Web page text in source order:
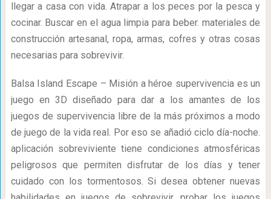
llegar a casa con vida. Atrapar a los peces por la pesca y
cocinar. Buscar en el agua limpia para beber. materiales de
construcción artesanal, ropa, armas, cofres y otras cosas
necesarias para sobrevivir.
Balsa Island Escape – Misión a héroe supervivencia es un
juego en 3D diseñado para dar a los amantes de los
juegos de supervivencia libre de la más próximos a modo
de juego de la vida real. Por eso se añadió ciclo día-noche.
aplicación sobreviviente tiene condiciones atmosféricas
peligrosos que permiten disfrutar de los días y tener
cuidado con los tormentosos. Si desea obtener nuevas